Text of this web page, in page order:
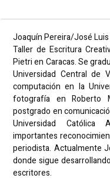
Joaquín Pereira/José
Taller de Escritura
Pietri en Caracas. Se
Universidad Central de
computación en la
fotografía en Roberto
postgrado en
Universidad Católica
importantes
periodista. Actualmente
donde sigue
escritores.